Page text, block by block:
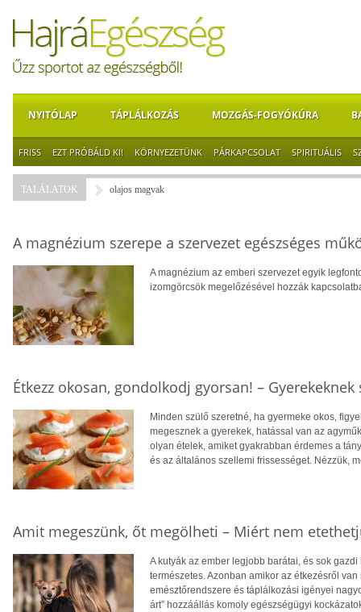
NYITÓLAP TÁPLÁLKOZÁS MOZGÁS-FOGYÓKÚRA
FRISS EZT PRÓBÁLD KI! KÖRNYEZETÜNK PÁRKAPCSOLAT SPIRITUÁLIS
TALÁLATOK olajos magvak
A magnézium szerepe a szervezet egészséges
A magnézium az emberi szervezet egyik
izomgörcsök megelőzésével hozzák
Étkezz okosan, gondolkodj gyorsan! –
Minden szülő szeretné, ha gyermeke okos,
megesznek a gyerekek, hatással van az
olyan ételek, amiket gyakrabban érdemes a
és az általános szellemi frissességet. Nézzük,
Amit megeszünk, őt megölheti – Miért nem
A kutyák az ember legjobb barátai, és sok
természetes. Azonban amikor az étkezésről
emésztőrendszere és táplálkozási igényei
árt” hozzáállás komoly egészségügyi